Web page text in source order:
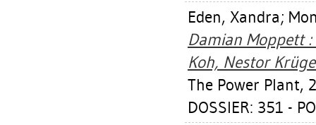
Eden, Xandra;
Damian Moppett
Koh, Nestor
The Power Plant,
DOSSIER: 351 -